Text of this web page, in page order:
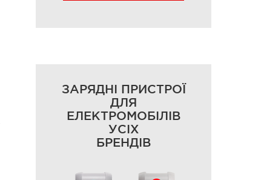
ЗАРЯДНІ ПРИСТРОЇ
ДЛЯ
ЕЛЕКТРОМОБІЛІВ
УСІХ
БРЕНДІВ